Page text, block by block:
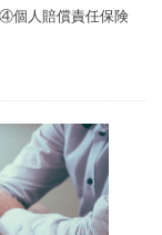
個人賠償責任保険